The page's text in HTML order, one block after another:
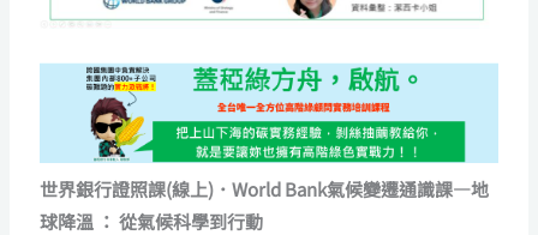
世界銀行證照課(線上)．World Bank氣候變遷通識課—地
球降溫 ： 從氣候科學到行動